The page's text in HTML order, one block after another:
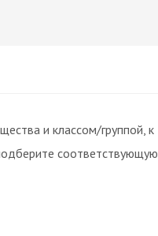
и классом/группой, к
соответствующую